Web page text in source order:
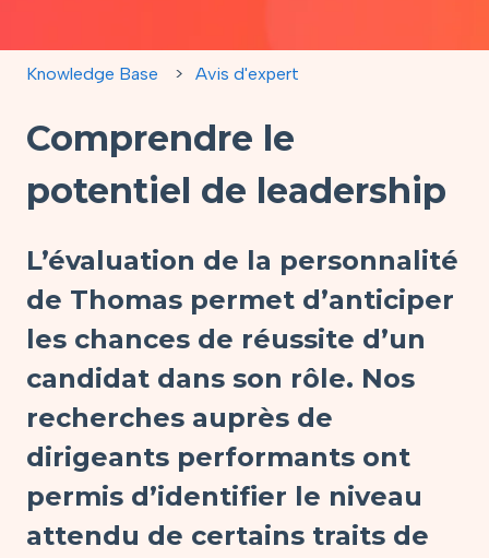
Knowledge Base Avis d'expert
Comprendre le
potentiel de leadership
L’évaluation de la personnalité
de Thomas permet d’anticiper
les chances de réussite d’un
candidat dans son rôle. Nos
recherches auprès de
dirigeants performants ont
permis d’identifier le niveau
attendu de certains traits de